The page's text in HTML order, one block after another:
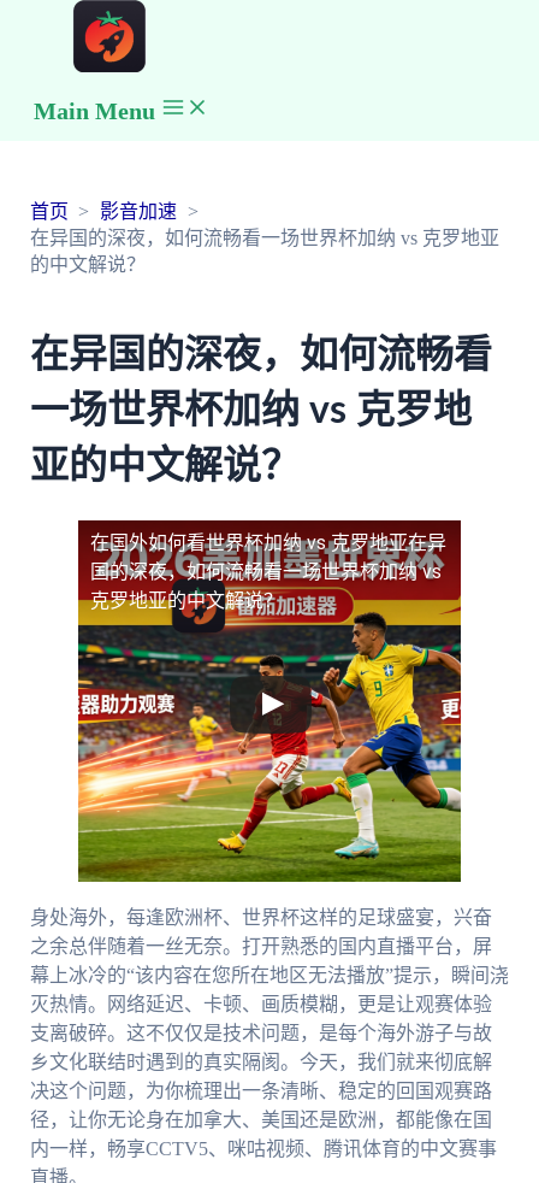
Main Menu
首页
影音加速
在异国的深夜，如何流畅看一场世界杯加纳 vs 克罗地亚
的中文解说？
在异国的深夜，如何流畅看
一场世界杯加纳 vs 克罗地
亚的中文解说？
在国外如何看世界杯加纳 vs 克罗地亚在异
国的深夜，如何流畅看一场世界杯加纳 vs
克罗地亚的中文解说？
身处海外，每逢欧洲杯、世界杯这样的足球盛宴，兴奋
之余总伴随着一丝无奈。打开熟悉的国内直播平台，屏
幕上冰冷的“该内容在您所在地区无法播放”提示，瞬间浇
灭热情。网络延迟、卡顿、画质模糊，更是让观赛体验
支离破碎。这不仅仅是技术问题，是每个海外游子与故
乡文化联结时遇到的真实隔阂。今天，我们就来彻底解
决这个问题，为你梳理出一条清晰、稳定的回国观赛路
径，让你无论身在加拿大、美国还是欧洲，都能像在国
内一样，畅享CCTV5、咪咕视频、腾讯体育的中文赛事
直播。